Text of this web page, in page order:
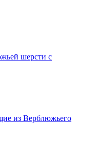
шерсти с
из Верблюжьего